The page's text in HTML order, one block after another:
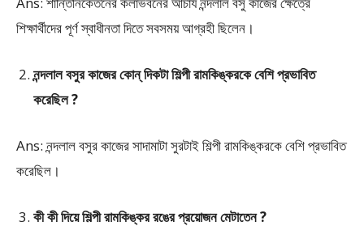
শিক্ষার্থীদের পূর্ণ স্বাধীনতা দিতে সবসময় আগ্রহী ছিলেন।
নন্দলাল বসুর কাজের কোন্ দিকটা শিল্পী রামকিঙ্করকে বেশি প্রভাবিত
করেছিল ?
Ans: নন্দলাল বসুর কাজের সাদামাটা সুরটাই শিল্পী রামকিঙ্করকে বেশি প্রভাবিত
করেছিল।
কী কী দিয়ে শিল্পী রামকিঙ্কর রঙের প্রয়োজন মেটাতেন ?